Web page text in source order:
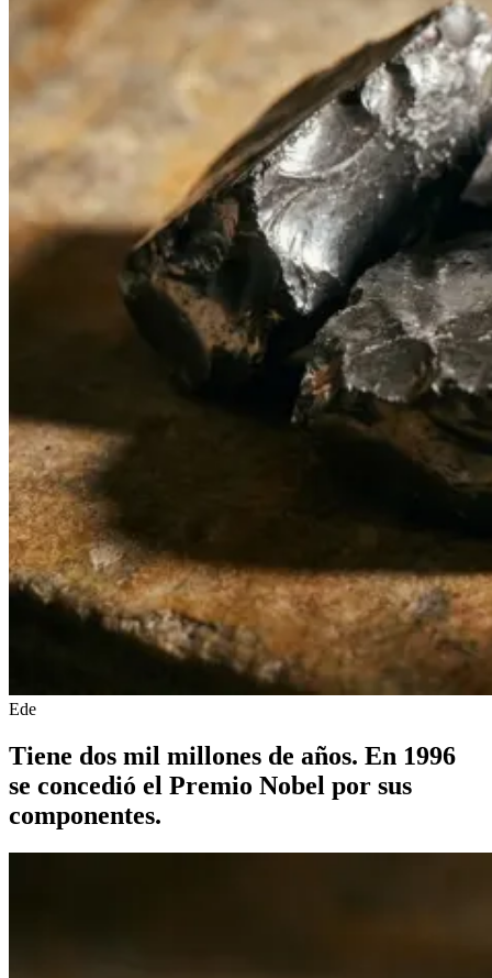
Ede
Tiene dos mil millones de años. En 1996
se concedió el Premio Nobel por sus
componentes.